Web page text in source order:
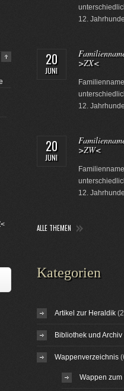
12.
20
JUNI
>ZX<
12.
20
JUNI
>ZW<
12.
ALLE THEMEN
Kategorien
Artikel zur Heraldik
Bibliothek und Archiv
Wappenverzeichnis
Wappen